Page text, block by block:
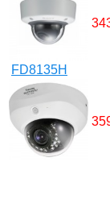
FD8135H